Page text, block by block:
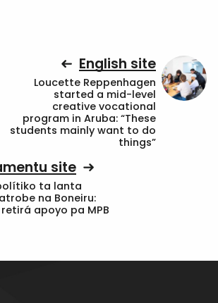
English site
Loucette Reppenhagen
started a mid-level
creative vocational
program in Aruba: “These
students mainly want to do
things”
site
ta lanta
na Boneiru:
retirá apoyo pa MPB